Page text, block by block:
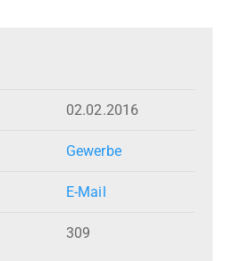
02.02.2016
Gewerbe
E-Mail
309